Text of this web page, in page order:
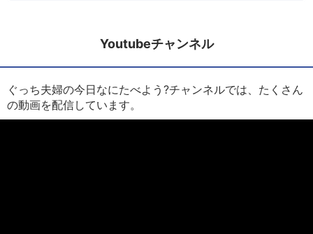
Youtubeチャンネル
ぐっち夫婦の今日なにたべよう?チャンネルでは、たくさん
の動画を配信しています。